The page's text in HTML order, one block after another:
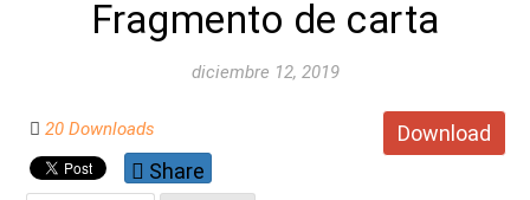
Fragmento de carta
diciembre 12, 2019
Download
20 Downloads
Share